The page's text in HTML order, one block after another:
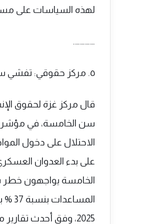
لهذه السياسات على
………….
٥. مركز حقوقي: تفشي سوء التغذية الحاد بين أطفال غزة يهدد حياة الآلاف
قال مركز غزة لحقوق
سن الخامسة، في مؤشر
2025، وفق أحدث تقارير مكتب الأمم المتحدة لتنسيق الشؤون الإنسانية (أوتشا).